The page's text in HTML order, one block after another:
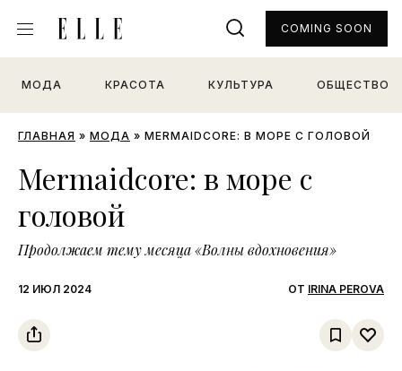
МОДА КРАСОТА КУЛЬТУРА ОБЩЕСТВО
COMING SOON
ГЛАВНАЯ » МОДА » MERMAIDCORE: В МОРЕ С ГОЛОВОЙ
Mermaidcore: в море с
головой
Продолжаем тему месяца «Волны вдохновения»
12 ИЮЛ 2024 ОТ IRINA PEROVA